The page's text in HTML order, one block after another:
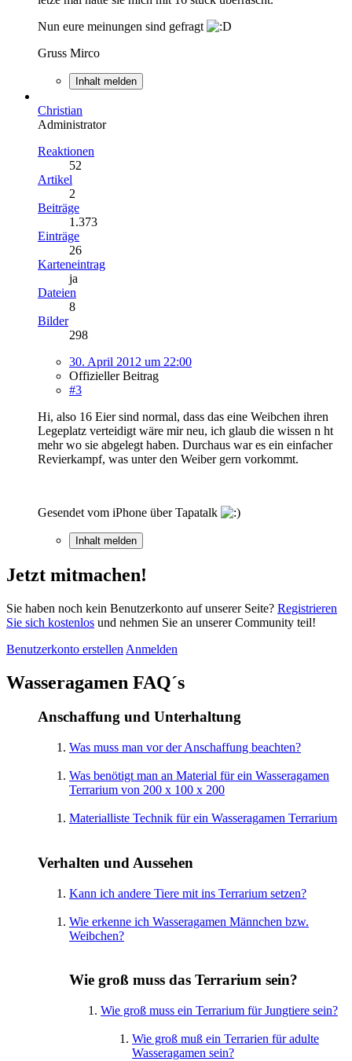
Nun eure meinungen sind gefragt
Gruss Mirco
Inhalt melden
Christian
Administrator
Reaktionen
52
Artikel
2
Beiträge
1.373
Einträge
26
Karteneintrag
ja
Dateien
8
Bilder
298
30. April 2012 um 22:00
Offizieller Beitrag
#3
Hi, also 16 Eier sind normal, dass das eine Weibchen ihren
Legeplatz verteidigt wäre mir neu, ich glaub die wissen n ht
mehr wo sie abgelegt haben. Durchaus war es ein einfacher
Revierkampf, was unter den Weiber gern vorkommt.
Gesendet vom iPhone über Tapatalk
Inhalt melden
Jetzt mitmachen!
Sie haben noch kein Benutzerkonto auf unserer Seite? Registrieren
Sie sich kostenlos und nehmen Sie an unserer Community teil!
Benutzerkonto erstellen Anmelden
Wasseragamen FAQ´s
Anschaffung und Unterhaltung
Was muss man vor der Anschaffung beachten?
Was benötigt man an Material für ein Wasseragamen
Terrarium von 200 x 100 x 200
Materialliste Technik für ein Wasseragamen Terrarium
Verhalten und Aussehen
Kann ich andere Tiere mit ins Terrarium setzen?
Wie erkenne ich Wasseragamen Männchen bzw.
Weibchen?
Wie groß muss das Terrarium sein?
Wie groß muss ein Terrarium für Jungtiere sein?
Wie groß muß ein Terrarien für adulte
Wasseragamen sein?